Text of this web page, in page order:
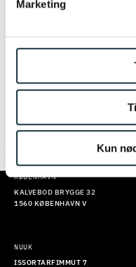
Marketing
Kun
EKSPERTER
Du kan ikke tilmelde dig
igen senere. Vi
KØBENHAVN
KALVEBOD BRYGGE 32
1560 KØBENHAVN V
NUUK
ISSORTARFIMMUT 7